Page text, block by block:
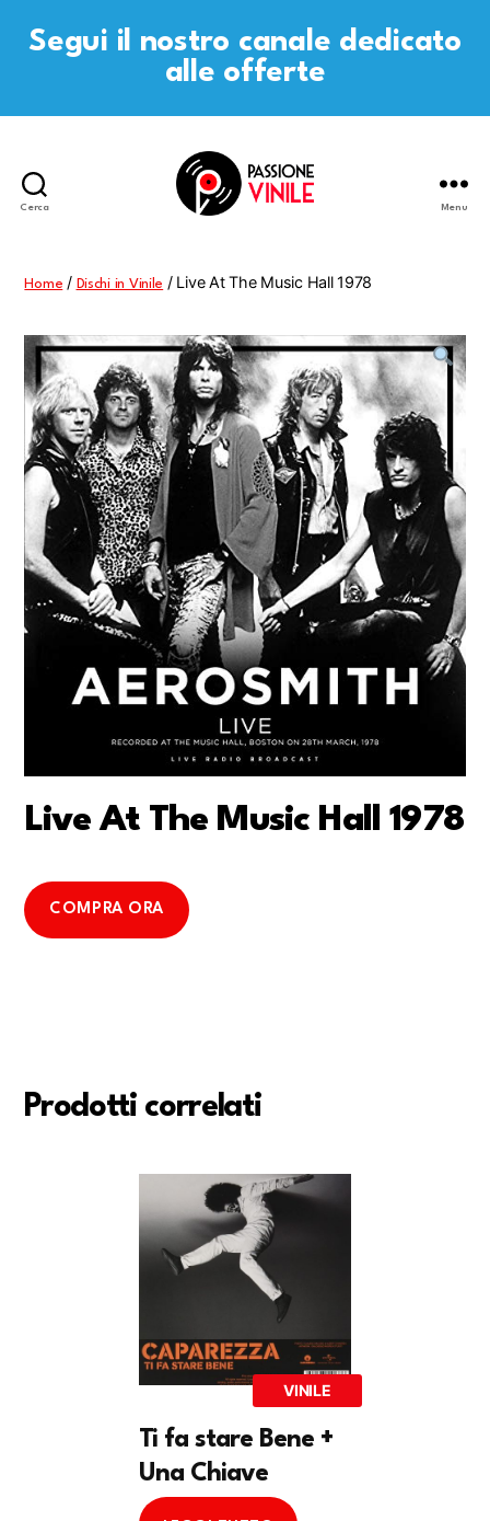
Segui il nostro canale dedicato
alle offerte
Cerca Menu
Home / Dischi in Vinile / Live At The Music Hall 1978
Live At The Music Hall 1978
COMPRA ORA
Prodotti correlati
VINILE
Ti fa stare Bene +
Una Chiave